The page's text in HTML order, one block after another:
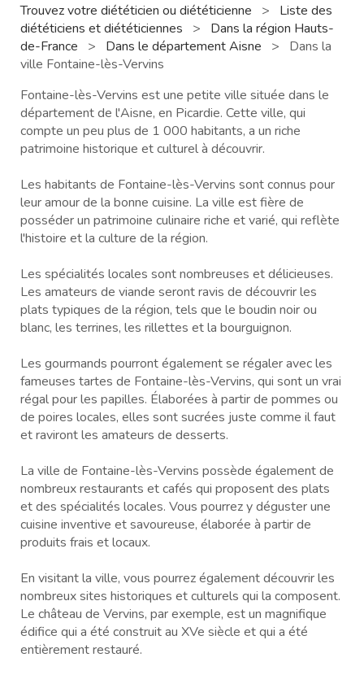
Trouvez votre diététicien ou diététicienne >
Liste des
diététiciens et diététiciennes
>
Dans la région Hauts-
de-France
> Dans le département Aisne >
Dans la
ville Fontaine-lès-Vervins
Fontaine-lès-Vervins est une petite ville située dans le
département de l'Aisne, en Picardie. Cette ville, qui
compte un peu plus de 1 000 habitants, a un riche
patrimoine historique et culturel à découvrir.
Les habitants de Fontaine-lès-Vervins sont connus pour
leur amour de la bonne cuisine. La ville est fière de
posséder un patrimoine culinaire riche et varié, qui reflète
l'histoire et la culture de la région.
Les spécialités locales sont nombreuses et délicieuses.
Les amateurs de viande seront ravis de découvrir les
plats typiques de la région, tels que le boudin noir ou
blanc, les terrines, les rillettes et la bourguignon.
Les gourmands pourront également se régaler avec les
fameuses tartes de Fontaine-lès-Vervins, qui sont un vrai
régal pour les papilles. Élaborées à partir de pommes ou
de poires locales, elles sont sucrées juste comme il faut
et raviront les amateurs de desserts.
La ville de Fontaine-lès-Vervins possède également de
nombreux restaurants et cafés qui proposent des plats
et des spécialités locales. Vous pourrez y déguster une
cuisine inventive et savoureuse, élaborée à partir de
produits frais et locaux.
En visitant la ville, vous pourrez également découvrir les
nombreux sites historiques et culturels qui la composent.
Le château de Vervins, par exemple, est un magnifique
édifice qui a été construit au XVe siècle et qui a été
entièrement restauré.